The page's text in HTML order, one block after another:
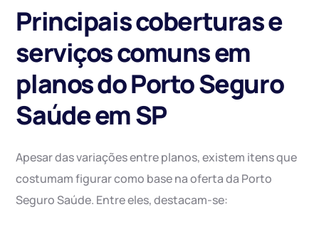
Principais coberturas e
serviços comuns em
planos do Porto Seguro
Saúde em SP
Apesar das variações entre planos, existem itens que
costumam figurar como base na oferta da Porto
Seguro Saúde. Entre eles, destacam-se: